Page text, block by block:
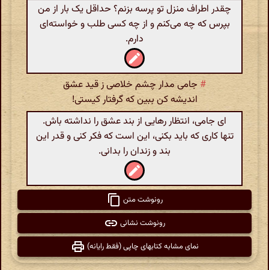
چقدر اطراف منزل تو پرسه بزنم؟ حداقل یک بار از من
بپرس که چه می‌کنم و از چه کسی طلب و خواسته‌ای
دارم.
# جامی مدار چشم خلاصی ز قید عشق
اندیشه کن ببین که گرفتار کیستی!
ای جامی، انتظار رهایی از بند عشق را نداشته باش.
تنها کاری که باید بکنی، این است که فکر کنی و قدر این
بند و زندان را بدانی.
رونوشت متن
رونوشت نشانی
نمای مشابه کتابهای چاپی (فقط رایانه)